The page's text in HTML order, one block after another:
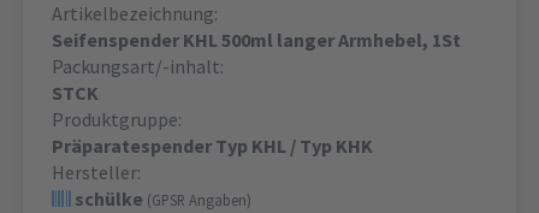
Artikelbezeichnung:
Seifenspender KHL 500ml langer Armhebel, 1St
Packungsart/-inhalt:
STCK
Produktgruppe:
Präparatespender Typ KHL / Typ KHK
Hersteller:
schülke (GPSR Angaben)